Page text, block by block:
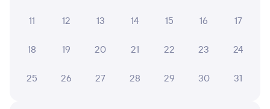
Вежливый проводники,чистота в вагоне
18 июля 2026 • Поезд 225А
11 12 13 14 15 16 17
18 19 20 21 22 23 24
25 26 27 28 29 30 31